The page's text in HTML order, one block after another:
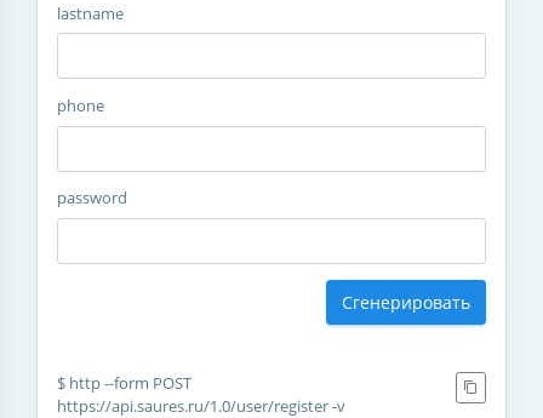
lastname
phone
password
Сгенерировать
$ http --form POST
https://api.saures.ru/1.0/user/register -v